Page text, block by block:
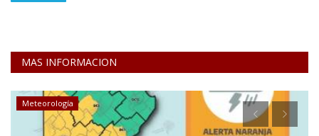
MAS INFORMACION
Meteorología